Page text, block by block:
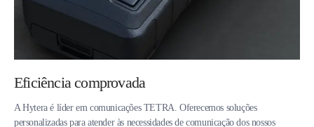
Eficiência comprovada
A Hytera é líder em comunicações TETRA. Oferecemos soluções
personalizadas para atender às necessidades de comunicação dos nossos